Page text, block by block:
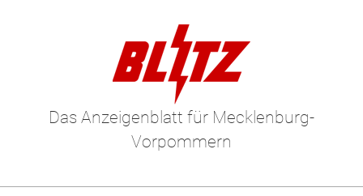
Das Anzeigenblatt für Mecklenburg-
Vorpommern